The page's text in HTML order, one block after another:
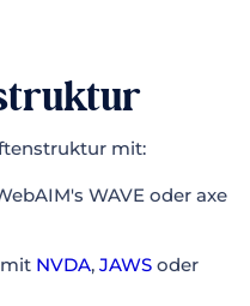
mit:
WAVE oder axe
mit NVDA, JAWS oder